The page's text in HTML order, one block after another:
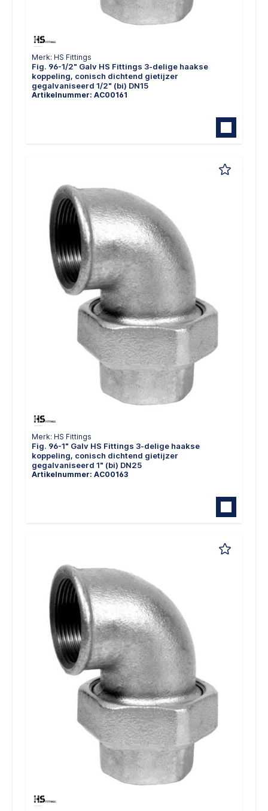
Merk: HS Fittings
Fig. 96-1/2" Galv HS Fittings 3-delige haakse
koppeling, conisch dichtend gietijzer
gegalvaniseerd 1/2" (bi) DN15
Artikelnummer: AC00161
Merk: HS Fittings
Fig. 96-1" Galv HS Fittings 3-delige haakse
koppeling, conisch dichtend gietijzer
gegalvaniseerd 1" (bi) DN25
Artikelnummer: AC00163